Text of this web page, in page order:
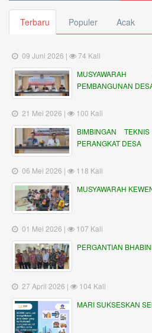
Terbaru Populer Acak
09 Juni 2026 |
74 Kali
MUSYAWARAH
PEMBANGUNAN
21 Mei 2026 |
100 Kali
BIMBINGAN
PERANGKAT DESA
06 Mei 2026 |
118 Kali
MUSYAWARAH
01 Mei 2026 |
107 Kali
PERGANTIAN
27 April 2026 |
104 Kali
MARI SUKSESKAN